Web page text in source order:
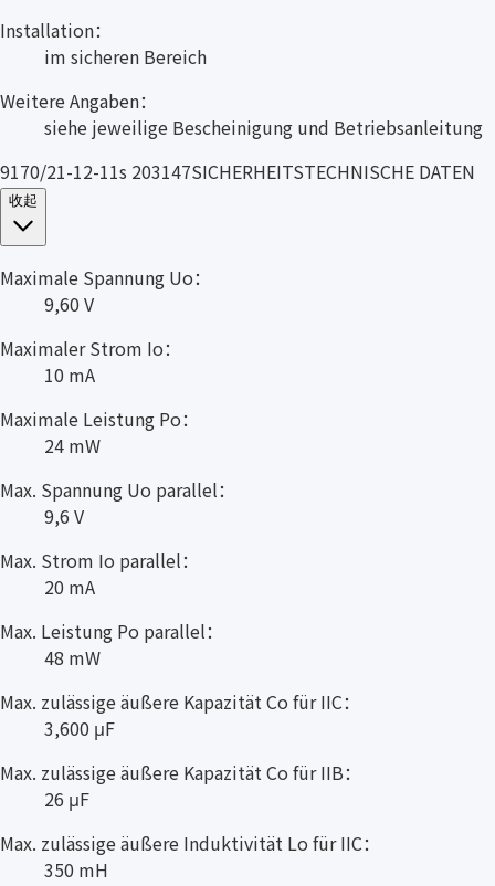
Installation：
im sicheren Bereich
Weitere Angaben：
siehe jeweilige Bescheinigung und Betriebsanleitung
9170/21-12-11s 203147SICHERHEITSTECHNISCHE DATEN
收起
Maximale Spannung Uo：
9,60 V
Maximaler Strom Io：
10 mA
Maximale Leistung Po：
24 mW
Max. Spannung Uo parallel：
9,6 V
Max. Strom Io parallel：
20 mA
Max. Leistung Po parallel：
48 mW
Max. zulässige äußere Kapazität Co für IIC：
3,600 μF
Max. zulässige äußere Kapazität Co für IIB：
26 μF
Max. zulässige äußere Induktivität Lo für IIC：
350 mH